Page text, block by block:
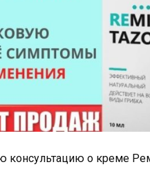
консультацию о креме